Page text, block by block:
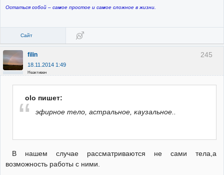
Остаться собой – самое простое и самое сложное в жизни.
Сайт
245
filin
18.11.2014 1:49
Неактивен
olo пишет:
эфирное тело, астральное, каузальное..
В нашем случае рассматриваются не сами тела,а
возможность работы с ними.